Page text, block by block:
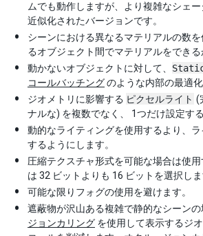
ムでも動作しますが、より複雑なシェー
近似化されたバージョンです。
シーンにおける異なるマテリアルの数
るオブジェクト間でマテリアルをできる
動かないオブジェクトに対して、
コールバッチングのような内部の最適化
ジオメトリに影響する ピクセルライト (
ナルな) を複数でなく、 1つだけ設定す
動的なライティングを使用するより、
するようにします。
圧縮テクスチャ形式を可能な場合は使
は 32 ビットよりも 16 ビットを選択しま
可能な限りフォグの使用を避けます。
遮蔽物が沢山ある複雑で静的なシーンの
ジョンカリング を使用して表示するジ